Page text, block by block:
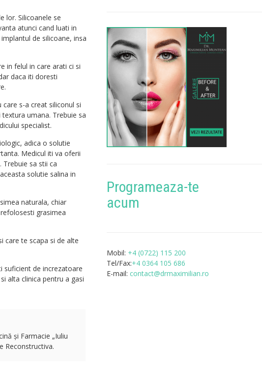
lor. Silicoanele se
atunci cand luati in
de silicoane, insa
in felul in care arati ci si
daca iti doresti
s-a creat siliconul si
umana. Trebuie sa
specialist.
adica o solutie
Medicul iti va oferii
sa stii ca
solutie salina in
naturala, chiar
grasimea
care te scapa si de alte
suficient de increzatoare
alta clinica pentru a gasi
și Farmacie „Iuliu
Reconstructiva.
Programeaza-te
acum
Mobil: +4 (0722) 115 200
Tel/Fax:+4 0364 105 686
E-mail: contact@drmaximilian.ro